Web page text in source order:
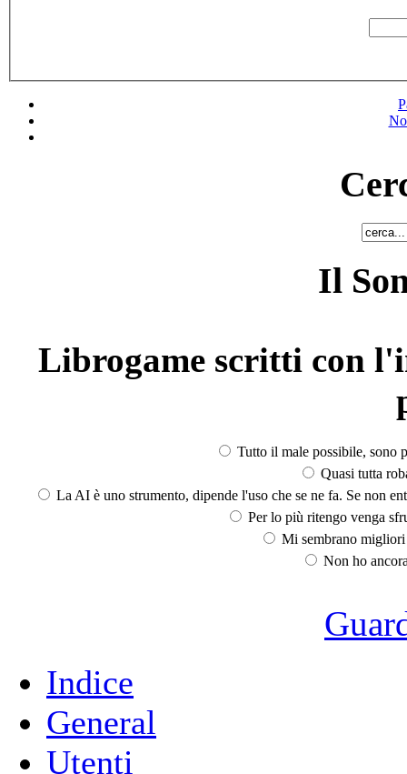
Il
Librogame scritti con
Tutto il male possibile, sono
Quasi tutta
La AI è uno strumento, dipende l'uso che se ne fa. Se non
Per lo più ritengo venga
Mi sembrano
Non ho
Indice
General
Utenti